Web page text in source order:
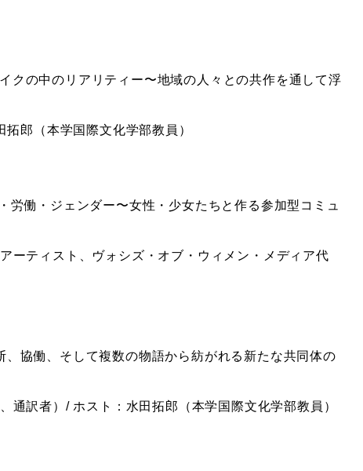
の中のリアリティー〜地域の人々との共作を通して浮
郎（本学国際文化学部教員）
働・ジェンダー〜女性・少女たちと作る参加型コミュ
ーティスト、ヴォシズ・オブ・ウィメン・メディア代
協働、そして複数の物語から紡がれる新たな共同体の
通訳者）/ ホスト：水田拓郎（本学国際文化学部教員）